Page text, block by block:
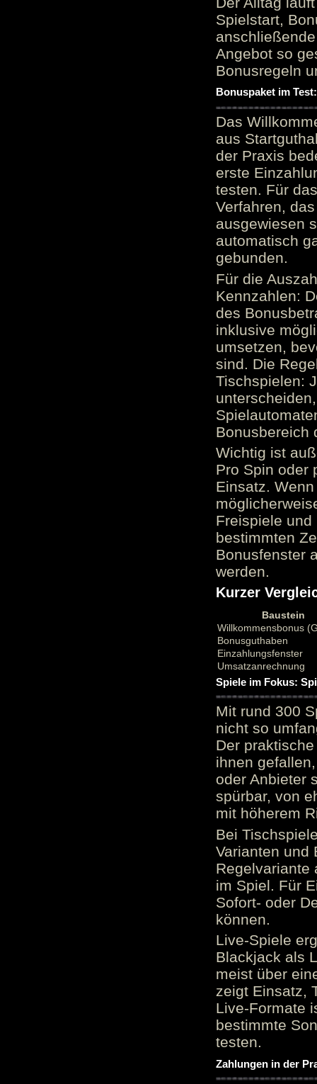
Spielstart,
Angebot so
Bonusregeln
Bonuspaket im
Das
aus
der Praxis
erste
testen. Für
Verfahren,
ausgewiesen
automatisch
gebunden.
Für die
Kennzahlen:
des
inklusive
umsetzen,
sind. Die
Tischspielen:
Bonusbereich
Wichtig ist
Pro Spin oder
Einsatz.
Freispiele
bestimmten
Bonusfenster
werden.
Kurzer
Baustein
Willkommensbonus
Bonusguthaben
Einzahlungsfenster
Umsatzanrechnung
Spiele im Fokus:
Mit rund 300
nicht so
Der
ihnen
oder Anbieter
spürbar, von
mit höherem
Bei
Varianten und
Regelvariante
im Spiel. Für
Sofort- oder
können.
Live-Spiele
Blackjack als
meist über
zeigt Einsatz,
Live-Formate
bestimmte
testen.
Zahlungen in der